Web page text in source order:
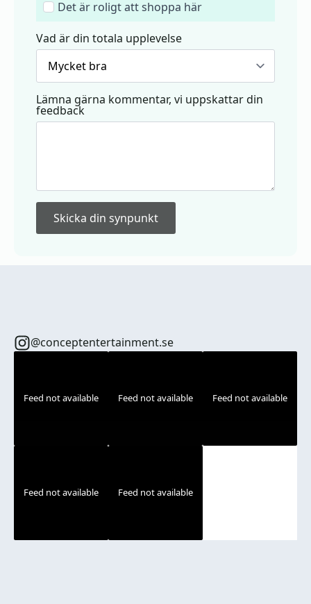
Det är roligt att shoppa här
Vad är din totala upplevelse
Lämna gärna kommentar, vi uppskattar din
feedback
Skicka din synpunkt
@conceptentertainment.se
Feed not available Feed not available Feed not available
Feed not available Feed not available